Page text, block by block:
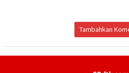
Tambahkan